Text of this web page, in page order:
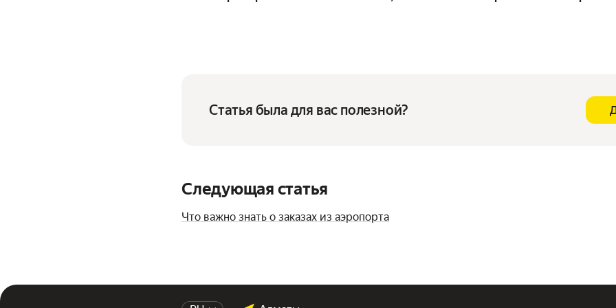
Статья была для вас полезной?
Следующая статья
Что важно знать о заказах из аэропорта